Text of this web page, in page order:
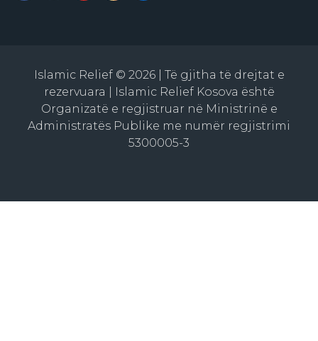
Islamic Relief © 2026 | Të gjitha të drejtat e
rezervuara | Islamic Relief Kosova është
Organizatë e regjistruar në Ministrinë e
Administratës Publike me numër regjistrimi
5300005-3